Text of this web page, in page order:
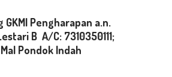
GKMI Pengharapan a.n.
B A/C: 7310350111;
Mal Pondok Indah